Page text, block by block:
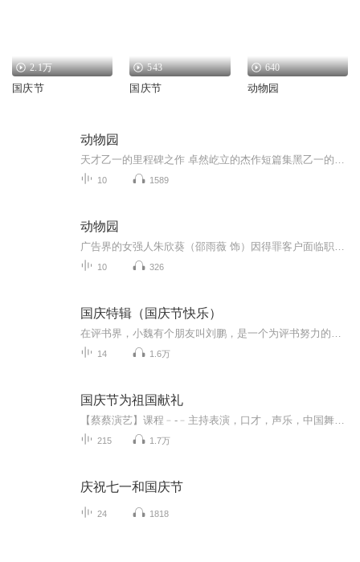
2.1万
国庆节
543
国庆节
640
动物园
动物园
10 1589
动物园
10 326
国庆特辑（国庆节快乐）
14 1.6万
国庆节为祖国献礼
215 1.7万
庆祝七一和国庆节
24 1818